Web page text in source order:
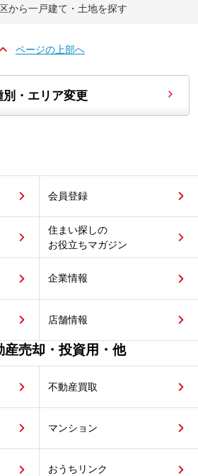
から一戸建て・土地を探す
ページの上部へ
別・エリア変更
会員登録
住まい探しの
お役立ちマガジン
企業情報
店舗情報
産売却・投資用・他
不動産買取
マンション
おうちリンク